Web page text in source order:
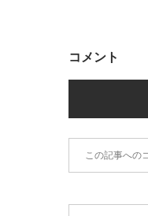
コメント
この記事への